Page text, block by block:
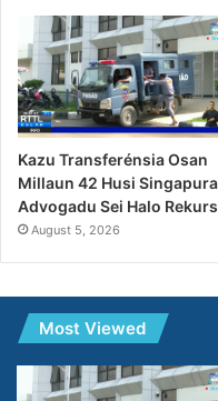
Kazu Transferénsia Osan
Millaun 42 Husi
Advogadu Sei Halo
August 5, 2026
Most Viewed